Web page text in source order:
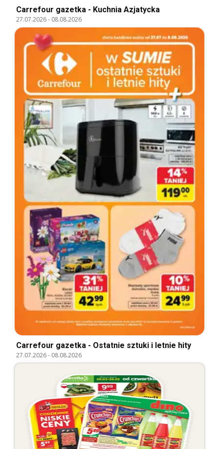
Carrefour gazetka - Kuchnia Azjatycka
27.07.2026- 08.08.2026
Carrefour gazetka - Ostatnie sztuki i letnie hity
27.07.2026- 08.08.2026